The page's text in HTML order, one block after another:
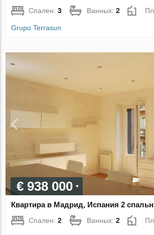
Спален:3 Ванных:2
Grupo Terrasun
€ 938 000
Квартира в Мадрид, Испания 2
Спален:2 Ванных:2